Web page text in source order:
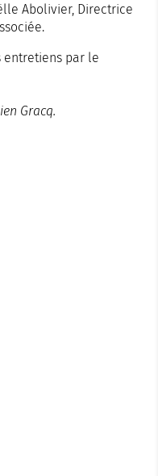
Abolivier, Directrice
entretiens par le
Gracq.